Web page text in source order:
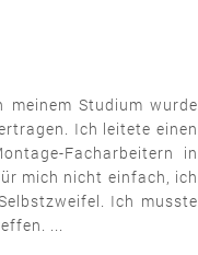
meinem Studium wurde
Ich leitete einen
Facharbeitern in
mich nicht einfach, ich
Ich musste
...